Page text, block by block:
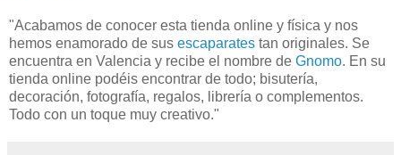
"Acabamos de conocer esta tienda online y física y nos
hemos enamorado de sus escaparates tan originales. Se
encuentra en Valencia y recibe el nombre de Gnomo. En su
tienda online podéis encontrar de todo; bisutería,
decoración, fotografía, regalos, librería o complementos.
Todo con un toque muy creativo."